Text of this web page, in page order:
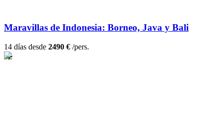
Maravillas de Indonesia: Borneo, Java y Bali
14 días desde 2490 € /pers.